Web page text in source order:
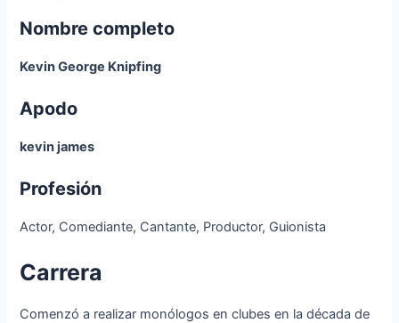
Nombre completo
Kevin George Knipfing
Apodo
kevin james
Profesión
Actor, Comediante, Cantante, Productor, Guionista
Carrera
Comenzó a realizar monólogos en clubes en la década de